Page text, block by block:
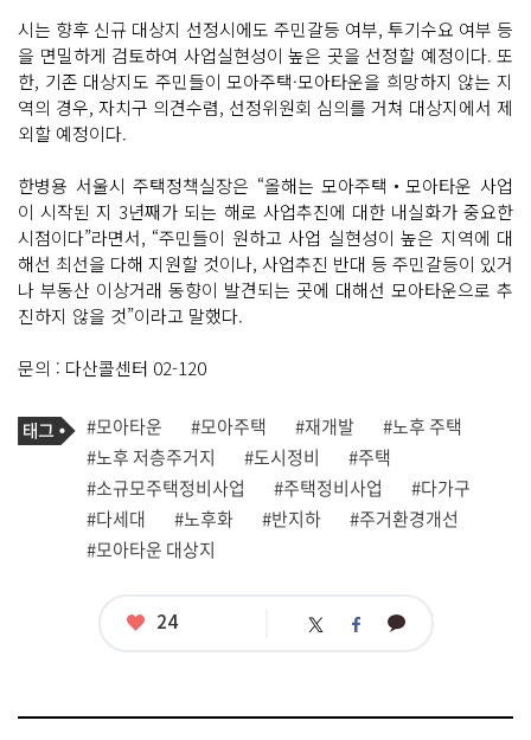
시는 향후 신규 대상지 선정시에도 주민갈등 여부, 투기수요 여부 등
을 면밀하게 검토하여 사업실현성이 높은 곳을 선정할 예정이다. 또
한, 기존 대상지도 주민들이 모아주택·모아타운을 희망하지 않는 지
역의 경우, 자치구 의견수렴, 선정위원회 심의를 거쳐 대상지에서 제
외할 예정이다.
한병용 서울시 주택정책실장은 “올해는 모아주택‧모아타운 사업
이 시작된 지 3년째가 되는 해로 사업추진에 대한 내실화가 중요한
시점이다”라면서, “주민들이 원하고 사업 실현성이 높은 지역에 대
해선 최선을 다해 지원할 것이나, 사업추진 반대 등 주민갈등이 있거
나 부동산 이상거래 동향이 발견되는 곳에 대해선 모아타운으로 추
진하지 않을 것”이라고 말했다.
문의 : 다산콜센터 02-120
기
사
관
련
태
그
태
그
#모아타운 #모아주택 #재개발
#노후 주택
#노후 저층주거지
#도시정비
#주택
#소규모주택정비사업
#주택정비사업
#다가구
#다세대
#노후화 #반지하
#주거환경개선
#모아타운 대상지
좋
24 트 페 카